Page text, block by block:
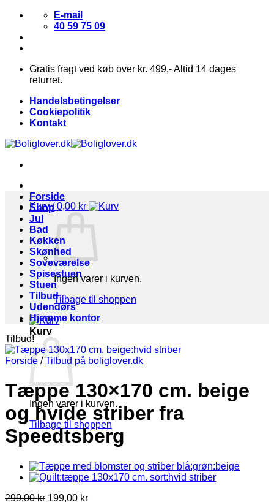
Fortsæt
indhold
E-mail
40 59 75 09
Gratis fragt ved køb over kr. 499,- Altid 14 dages
returret.
Handelsbetingelser
Cookiepolitik
Kontakt
Kurv /0,00 kr
Ingen varer i kurven.
Tilbage til shoppen
Kurv
Ingen varer i kurven.
Tilbage til shoppen
Forside
Shop
Jul
Bad
Køkken
Skønhed
Soveværelse
Spisestuen
Stuen
Tilbud
Udendørs
Hjemme kontor
Tilbud!
Forside / Tilbud på boliglover.dk
Tæppe 130×170 cm. beige
og hvide striber fra
Speedtsberg
299,00kr Den
199,00 krDen